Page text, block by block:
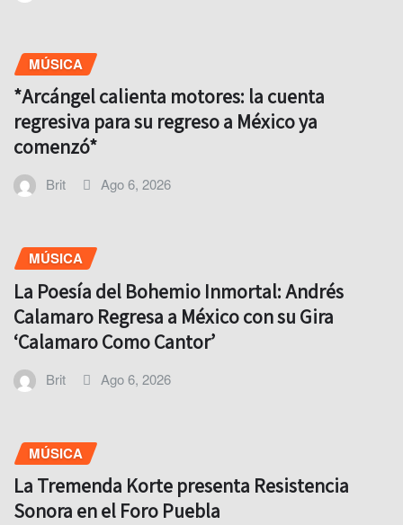
MÚSICA
*Arcángel calienta motores: la cuenta
regresiva para su regreso a México ya
comenzó*
Brit Ago 6, 2026
MÚSICA
La Poesía del Bohemio Inmortal: Andrés
Calamaro Regresa a México con su Gira
‘Calamaro Como Cantor’
Brit Ago 6, 2026
MÚSICA
La Tremenda Korte presenta Resistencia
Sonora en el Foro Puebla